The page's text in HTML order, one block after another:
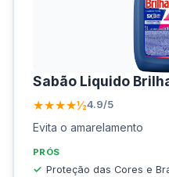
Sabão Liquido
★★★★½4.9/5
Evita o amarelamento
PRÓS
Proteção das Cores e